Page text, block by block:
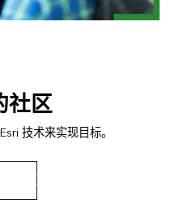
社区
技术来实现目标。
资源